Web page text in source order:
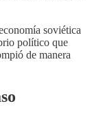
soviética
político que
de manera